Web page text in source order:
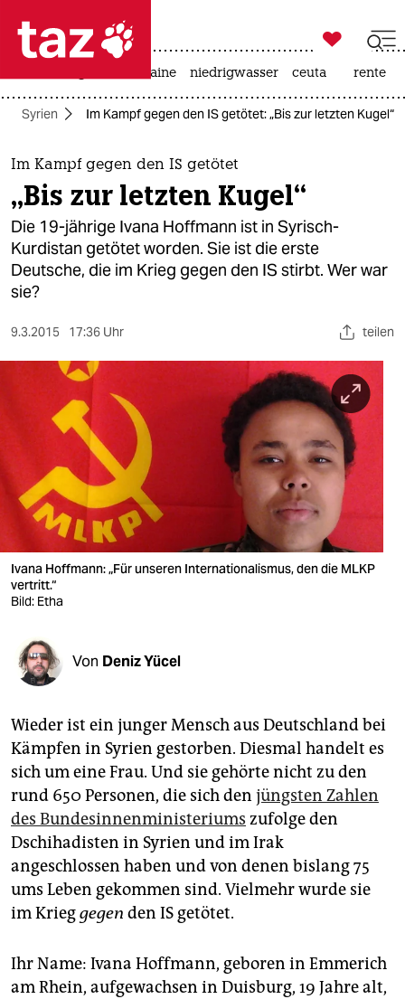
 taz zahl ich
taz zahl ich
themen
politik
öko
gesellschaft
kultur
sport
berlin
nord
wahrheit
verlag
verlag
veranstaltungen
fragen & hilfe
abo
genossenschaft
epaper login

taz zahl ich
krieg in der ukraine niedrigwasser ceuta rente
Syrien Im Kampf gegen den IS getötet: „Bis zur letzten Kugel“
Im Kampf gegen den IS getötet
„Bis zur letzten Kugel“
Die 19-jährige Ivana Hoffmann ist in Syrisch-
Kurdistan getötet worden. Sie ist die erste
Deutsche, die im Krieg gegen den IS stirbt. Wer war
sie?
9.3.2015 17:36 Uhr teilen
Ivana Hoffmann: „Für unseren Internationalismus, den die MLKP
vertritt.“
Bild: Etha
Von Deniz Yücel
Wieder ist ein junger Mensch aus Deutschland bei
Kämpfen in Syrien gestorben. Diesmal handelt es
sich um eine Frau. Und sie gehörte nicht zu den
rund 650 Personen, die sich den jüngsten Zahlen
des Bundesinnenministeriums zufolge den
Dschihadisten in Syrien und im Irak
angeschlossen haben und von denen bislang 75
ums Leben gekommen sind. Vielmehr wurde sie
im Krieggegen den IS getötet.
Ihr Name: Ivana Hoffmann, geboren in Emmerich
am Rhein, aufgewachsen in Duisburg, 19 Jahre alt,